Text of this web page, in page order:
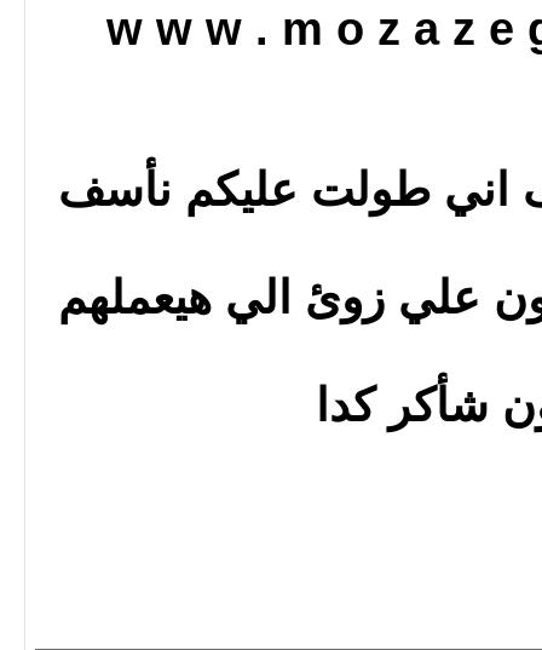
w w w . m o z a z e
اني طولت عليكم نأسف
علي زوئ الي هيعملهم
شأكر كدا